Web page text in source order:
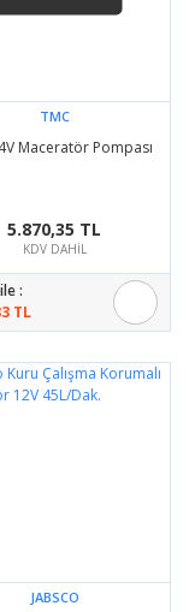
TMC
Maceratör Pompası
5.870,35 TL
KDV DAHİL
:
TL
JABSCO